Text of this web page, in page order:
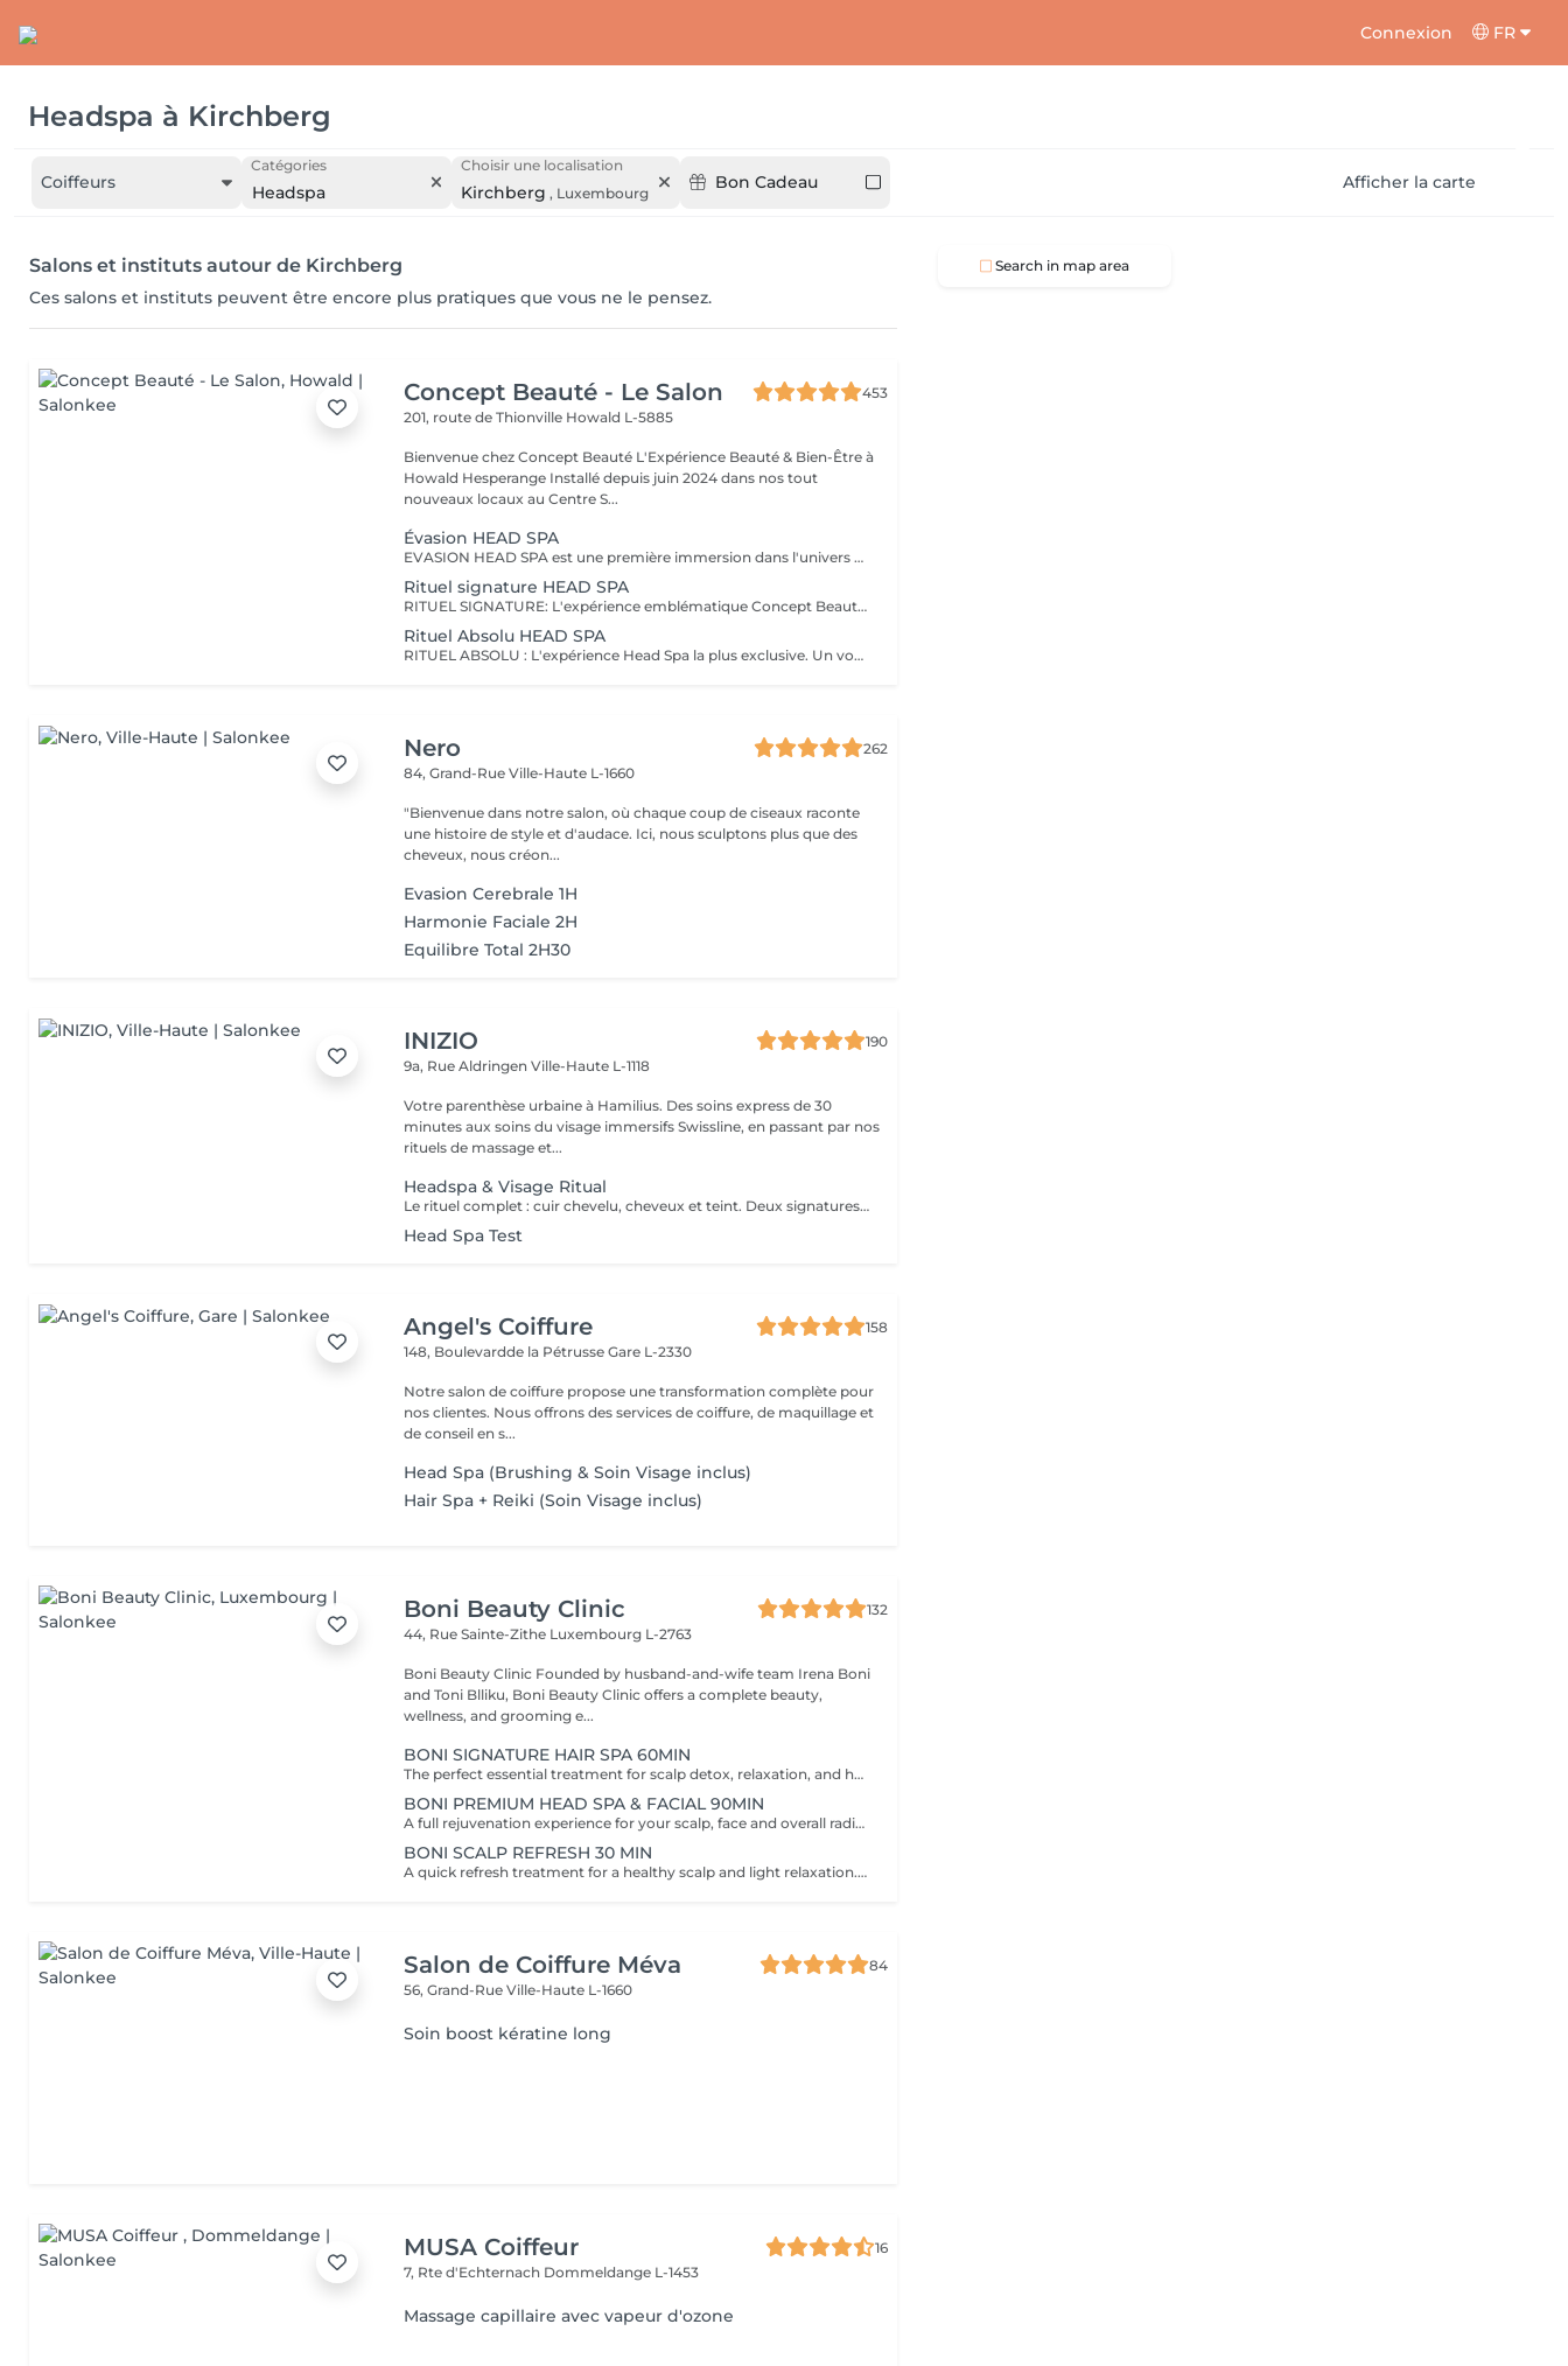
Connexion FR
Headspa à Kirchberg
Coiffeurs
Catégories
Headspa
Choisir une localisation
Kirchberg , Luxembourg
Bon Cadeau Afficher la carte
Salons et instituts autour de Kirchberg
Ces salons et instituts peuvent être encore plus pratiques que vous ne le pensez.
Concept Beauté - Le Salon
453
201, route de Thionville Howald L-5885
Bienvenue chez Concept Beauté L'Expérience Beauté & Bien-Être à
Howald Hesperange Installé depuis juin 2024 dans nos tout
nouveaux locaux au Centre S...
Évasion HEAD SPA
EVASION HEAD SPA est une première immersion dans l'univers du Head Spa. Ce rituel découverte vous invite à relâcher les tensions accumulées grâce à un massage du cuir chevelu associé à une expérience sensorielle autour de l'eau et à un soin adapté. Idéal pour découvrir les bienfaits du Head Spa et s'offrir un véritable moment de détente. Coiffage ou brushing inclus. DECOUVREZ NOTRE UNIVERS HEAD SPA, une expérience unique alliant relaxation profonde, soin du cuir chevelu et beauté du cheveu. Inspirés des rituels de bien-être japonais, nos soins Head Spa sont conçus pour procurer un véritable moment de déconnexion tout en prenant soin de vos cheveux et de votre cuir chevelu. Chaque rituel associe des techniques de massage relaxantes, un travail autour de l'eau, des soins professionnels adaptés et se termine par un coiffage ou un brushing afin que vous repartiez détendue et sublimée. Accordez-vous une parenthèse hors du temps et choisissez le rituel qui correspond à vos envies.
Rituel signature HEAD SPA
RITUEL SIGNATURE: L'expérience emblématique Concept Beauté. Un rituel complet alliant bien-être, soin du cuir chevelu, beauté du cheveu et coiffage personnalisé. DECOUVREZ NOTRE UNIVERS HEAD SPA, une expérience unique alliant relaxation profonde, soin du cuir chevelu et beauté du cheveu. Inspirés des rituels de bien-être japonais, nos soins Head Spa sont conçus pour procurer un véritable moment de déconnexion tout en prenant soin de vos cheveux et de votre cuir chevelu. Chaque rituel associe des techniques de massage relaxantes, un travail autour de l'eau, des soins professionnels adaptés et se termine par un coiffage ou un brushing afin que vous repartiez détendue et sublimée. Accordez-vous une parenthèse hors du temps et choisissez le rituel qui correspond à vos envies.
Rituel Absolu HEAD SPA
RITUEL ABSOLU : L'expérience Head Spa la plus exclusive. Un voyage sensoriel profond associant relaxation intense, soins experts et mise en beauté complète des cheveux. DECOUVREZ NOTRE UNIVERS HEAD SPA, une expérience unique alliant relaxation profonde, soin du cuir chevelu et beauté du cheveu. Inspirés des rituels de bien-être japonais, nos soins Head Spa sont conçus pour procurer un véritable moment de déconnexion tout en prenant soin de vos cheveux et de votre cuir chevelu. Chaque rituel associe des techniques de massage relaxantes, un travail autour de l'eau, des soins professionnels adaptés et se termine par un coiffage ou un brushing afin que vous repartiez détendue et sublimée. Accordez-vous une parenthèse hors du temps et choisissez le rituel qui correspond à vos envies.
Nero
262
84, Grand-RueVille-Haute L-1660
"Bienvenue dans notre salon, où chaque coup de ciseaux raconte
une histoire de style et d'audace. Ici, nous sculptons plus que des
cheveux, nous créon...
Evasion Cerebrale 1H
Harmonie Faciale 2H
Equilibre Total 2H30
INIZIO
190
9a, Rue AldringenVille-Haute L-1118
Votre parenthèse urbaine à Hamilius. Des soins express de 30
minutes aux soins du visage immersifs Swissline, en passant par nos
rituels de massage et...
Headspa & Visage Ritual
Le rituel complet : cuir chevelu, cheveux et teint. Deux signatures suisse-italienne, une cabine privée. Deux heures de bien-être complet, qui réunissent nos deux rituels signatures dans la même cabine privée. La séance s'ouvre par le rituel headspa complet de 90 minutes diagnostic personnalisé du cuir chevelu, protocole en quatre étapes avec Hylis, la marque professionnelle italienne créée à Trévise puis se prolonge par un soin du visage sur mesure avec Swissline, la maison de skincare suisse fondée en 1989, célébrée dans le monde entier pour ses formules à base de collagène dédiées à la longévité de la peau, en exclusivité chez Inizio au Luxembourg. Deux traditions scientifiques, deux collaborations exclusives, un seul moment continu de restauration. La séance se conclut par un brushing soigné. Notre expérience bien-être la plus complète, pensée pour celles et ceux qui souhaitent vraiment sortir du rythme du quotidien. Inclus : rituel headspa Hylis complet, soin du visage Swissline personnalisé, brushing.
Head Spa Test
Angel's Coiffure
158
148, Boulevardde la PétrusseGare L-2330
Notre salon de coiffure propose une transformation complète pour
nos clientes. Nous offrons des services de coiffure, de maquillage et
de conseil en s...
Head Spa (Brushing & Soin Visage inclus)
Hair Spa + Reiki (Soin Visage inclus)
Boni Beauty Clinic
132
44, Rue Sainte-Zithe Luxembourg L-2763
Boni Beauty Clinic Founded by husband-and-wife team Irena Boni
and Toni Blliku, Boni Beauty Clinic offers a complete beauty,
wellness, and grooming e...
BONI SIGNATURE HAIR SPA 60MIN
The perfect essential treatment for scalp detox, relaxation, and hair vitality. Scalp Analysis (Becon Pro Camera) Microbubble Scalp Cleansing Rootonix Scalp Treatment Aromatherapy Ritual Scalp Massage Blow Dry Optional Add-Ons Available Enhance your Head Spa experience with our optional add-on treatments: Scalp Ampoule Booster €15 Neck & Shoulder Massage (15 min) €20 Steam Therapy €15 Hair Styling Straight or Wavy Finish €20 Hand Massage (15 min) €20 These add-on services can be combined with any Head Spa treatment for an even more personalized and relaxing experience.
BONI PREMIUM HEAD SPA & FACIAL 90MIN
A full rejuvenation experience for your scalp, face and overall radiance. Scalp Analysis (Becon Pro Camera) Microbubble Scalp Cleansing Rootonix Scalp & Hair Treatment Steam & Mist Infusion Scalp Massage Customized Facial Blow Dry INCLUDES FACIAL
BONI SCALP REFRESH 30 MIN
A quick refresh treatment for a healthy scalp and light relaxation. -Scalp Analysis (Becon Pro Camera) -Microbubble Scalp Cleansing -Scalp Massage -Blow Dry
Salon de Coiffure Méva
84
56, Grand-RueVille-Haute L-1660
Soin boost kératine long
MUSA Coiffeur
16
7, Rte d'Echternach Dommeldange L-1453
Massage capillaire avec vapeur d'ozone
Search in map area